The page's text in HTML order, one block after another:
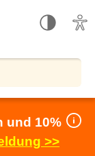
und 10%
>>